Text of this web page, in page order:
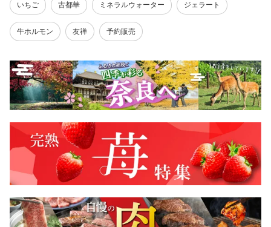
いちご 古都華 ミネラルウォーター ジェラート
牛ホルモン 友禅 予約販売